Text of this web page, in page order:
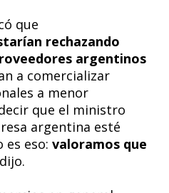
que
rechazando
argentinos
a comercializar
a menor
que el ministro
argentina esté
es eso: valoramos que